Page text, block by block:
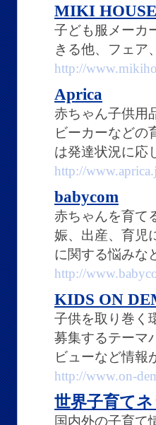
MIKI HOUSE
子ども服メーカ
きる他、フェア
http://
Aprica
赤ちゃん子供用
ビーカーなどの
は発達状況に応
http://
babycom
赤ちゃんを育て
娠、出産、育児
に関する悩みな
http://
KIDS ON
子供を取り巻く
募集するテーマ
ビューなど情報
http://www.on-
世界子育てネ
国内外の子育て